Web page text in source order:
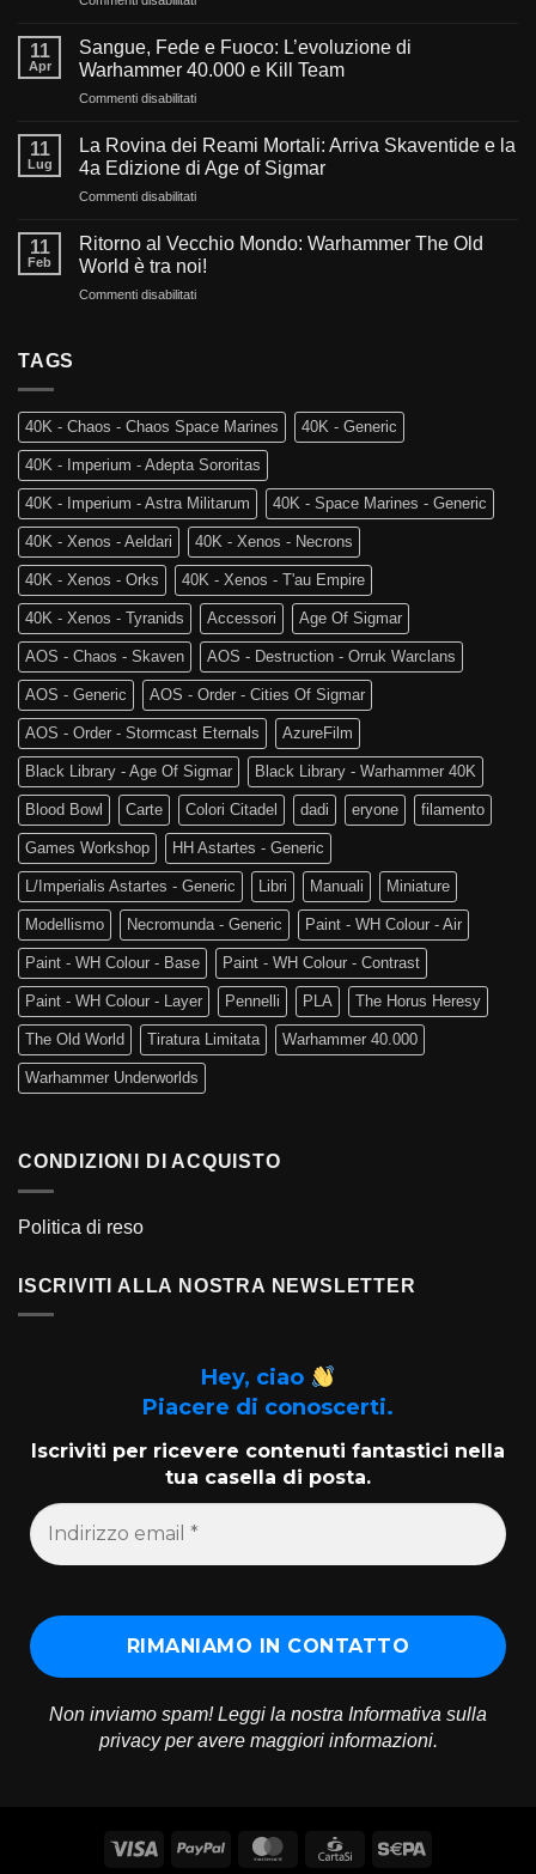
l’oscurità
del
millennio:
Cosa
aspetta
nel
futuro
di
40.000?
11
Apr
Sangue, Fede e Fuoco: L’evoluzione di
Warhammer 40.000 e Kill Team
Commenti disabilitatisu
Fede
e
Fuoco:
L’evoluzione
Warhammer
40.000
Kill
11
Lug
La Rovina dei Reami Mortali: Arriva Skaventide e la
4a Edizione di Age of Sigmar
Commenti disabilitatisu
Rovina
dei
Reami
Mortali:
Edizione
di
Age
of
Sigmar
11
Feb
Ritorno al Vecchio Mondo: Warhammer The Old
World è tra noi!
Commenti disabilitatisu
The
Old
World
tra
noi!
TAGS
40K - Chaos - Chaos Space Marines 40K - Generic
40K - Imperium - Adepta Sororitas
40K - Imperium - Astra Militarum 40K - Space Marines - Generic
40K - Xenos - Aeldari 40K - Xenos - Necrons
40K - Xenos - Orks 40K - Xenos - T'au Empire
40K - Xenos - Tyranids Accessori Age Of Sigmar
AOS - Chaos - Skaven AOS - Destruction - Orruk Warclans
AOS - Generic AOS - Order - Cities Of Sigmar
AOS - Order - Stormcast Eternals AzureFilm
Black Library - Age Of Sigmar Black Library - Warhammer 40K
Blood Bowl Carte Colori Citadel dadi eryone filamento
Games Workshop HH Astartes - Generic
L/Imperialis Astartes - Generic Libri Manuali Miniature
Modellismo Necromunda - Generic Paint - WH Colour - Air
Paint - WH Colour - Base Paint - WH Colour - Contrast
Paint - WH Colour - Layer Pennelli PLA The Horus Heresy
The Old World Tiratura Limitata Warhammer 40.000
Warhammer Underworlds
CONDIZIONI DI ACQUISTO
Politica di reso
ISCRIVITI ALLA NOSTRA NEWSLETTER
Hey, ciao
Piacere di conoscerti.
Iscriviti per ricevere contenuti fantastici nella
tua casella di posta.
Non inviamo spam! Leggi la nostra Informativa sulla
privacyper avere maggiori informazioni.
Visa PayPal MasterCardCartaSi